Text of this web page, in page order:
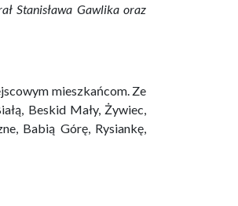
Stanisława Gawlika oraz
mieszkańcom. Ze
Beskid Mały, Żywiec,
Babią Górę, Rysiankę,